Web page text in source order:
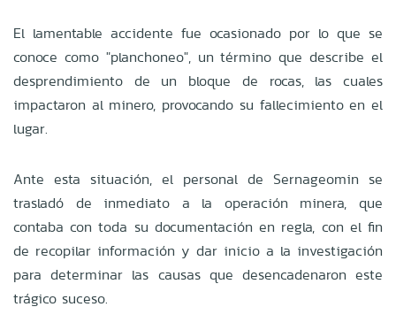
El lamentable accidente fue ocasionado por lo que se
conoce como "planchoneo", un término que describe el
desprendimiento de un bloque de rocas, las cuales
impactaron al minero, provocando su fallecimiento en el
lugar.
Ante esta situación, el personal de Sernageomin se
trasladó de inmediato a la operación minera, que
contaba con toda su documentación en regla, con el fin
de recopilar información y dar inicio a la investigación
para determinar las causas que desencadenaron este
trágico suceso.